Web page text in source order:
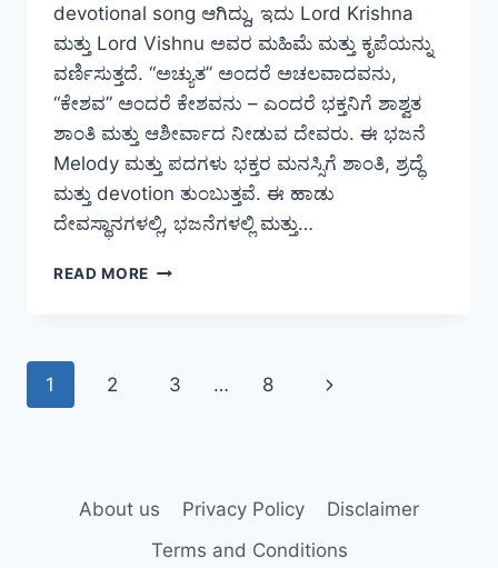
devotional song ಆಗಿದ್ದು, ಇದು Lord Krishna
ಮತ್ತು Lord Vishnu ಅವರ ಮಹಿಮೆ ಮತ್ತು ಕೃಪೆಯನ್ನು
ವರ್ಣಿಸುತ್ತದೆ. “ಅಚ್ಯುತ” ಅಂದರೆ ಅಚಲವಾದವನು,
“ಕೇಶವ” ಅಂದರೆ ಕೇಶವನು – ಎಂದರೆ ಭಕ್ತನಿಗೆ ಶಾಶ್ವತ
ಶಾಂತಿ ಮತ್ತು ಆಶೀರ್ವಾದ ನೀಡುವ ದೇವರು. ಈ ಭಜನೆ
Melody ಮತ್ತು ಪದಗಳು ಭಕ್ತರ ಮನಸ್ಸಿಗೆ ಶಾಂತಿ, ಶ್ರದ್ಧೆ
ಮತ್ತು devotion ತುಂಬುತ್ತವೆ. ಈ ಹಾಡು
ದೇವಸ್ಥಾನಗಳಲ್ಲಿ, ಭಜನೆಗಳಲ್ಲಿ ಮತ್ತು…
READ MORE ACHYUTAM
Page
1 2 3 … 8
Next
About us Privacy Policy
Disclaimer
Terms and Conditions